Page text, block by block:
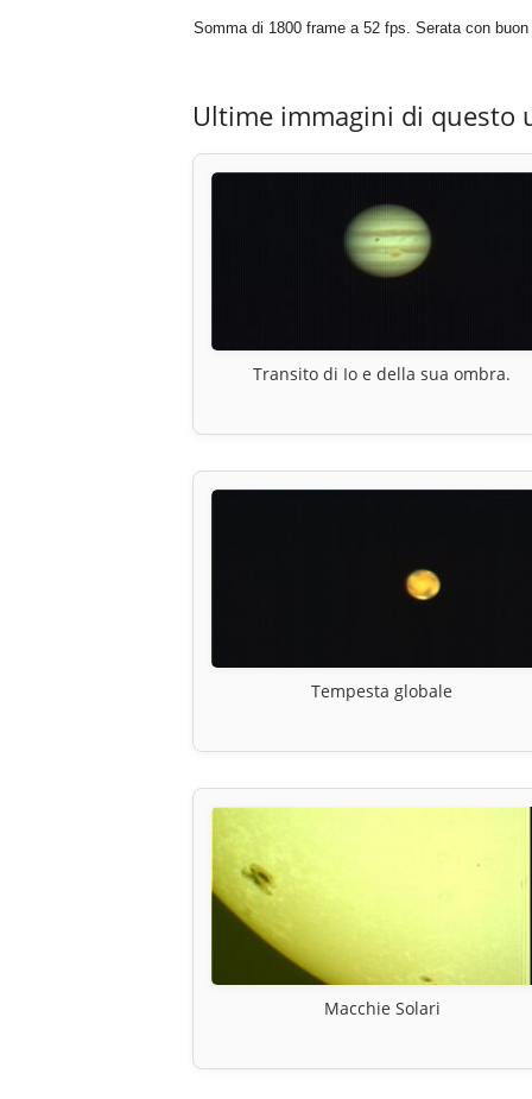
Somma di 1800 frame a 52 fps. Serata con buon
Ultime immagini di questo
Transito di Io e della sua ombra.
Tempesta globale
Macchie Solari